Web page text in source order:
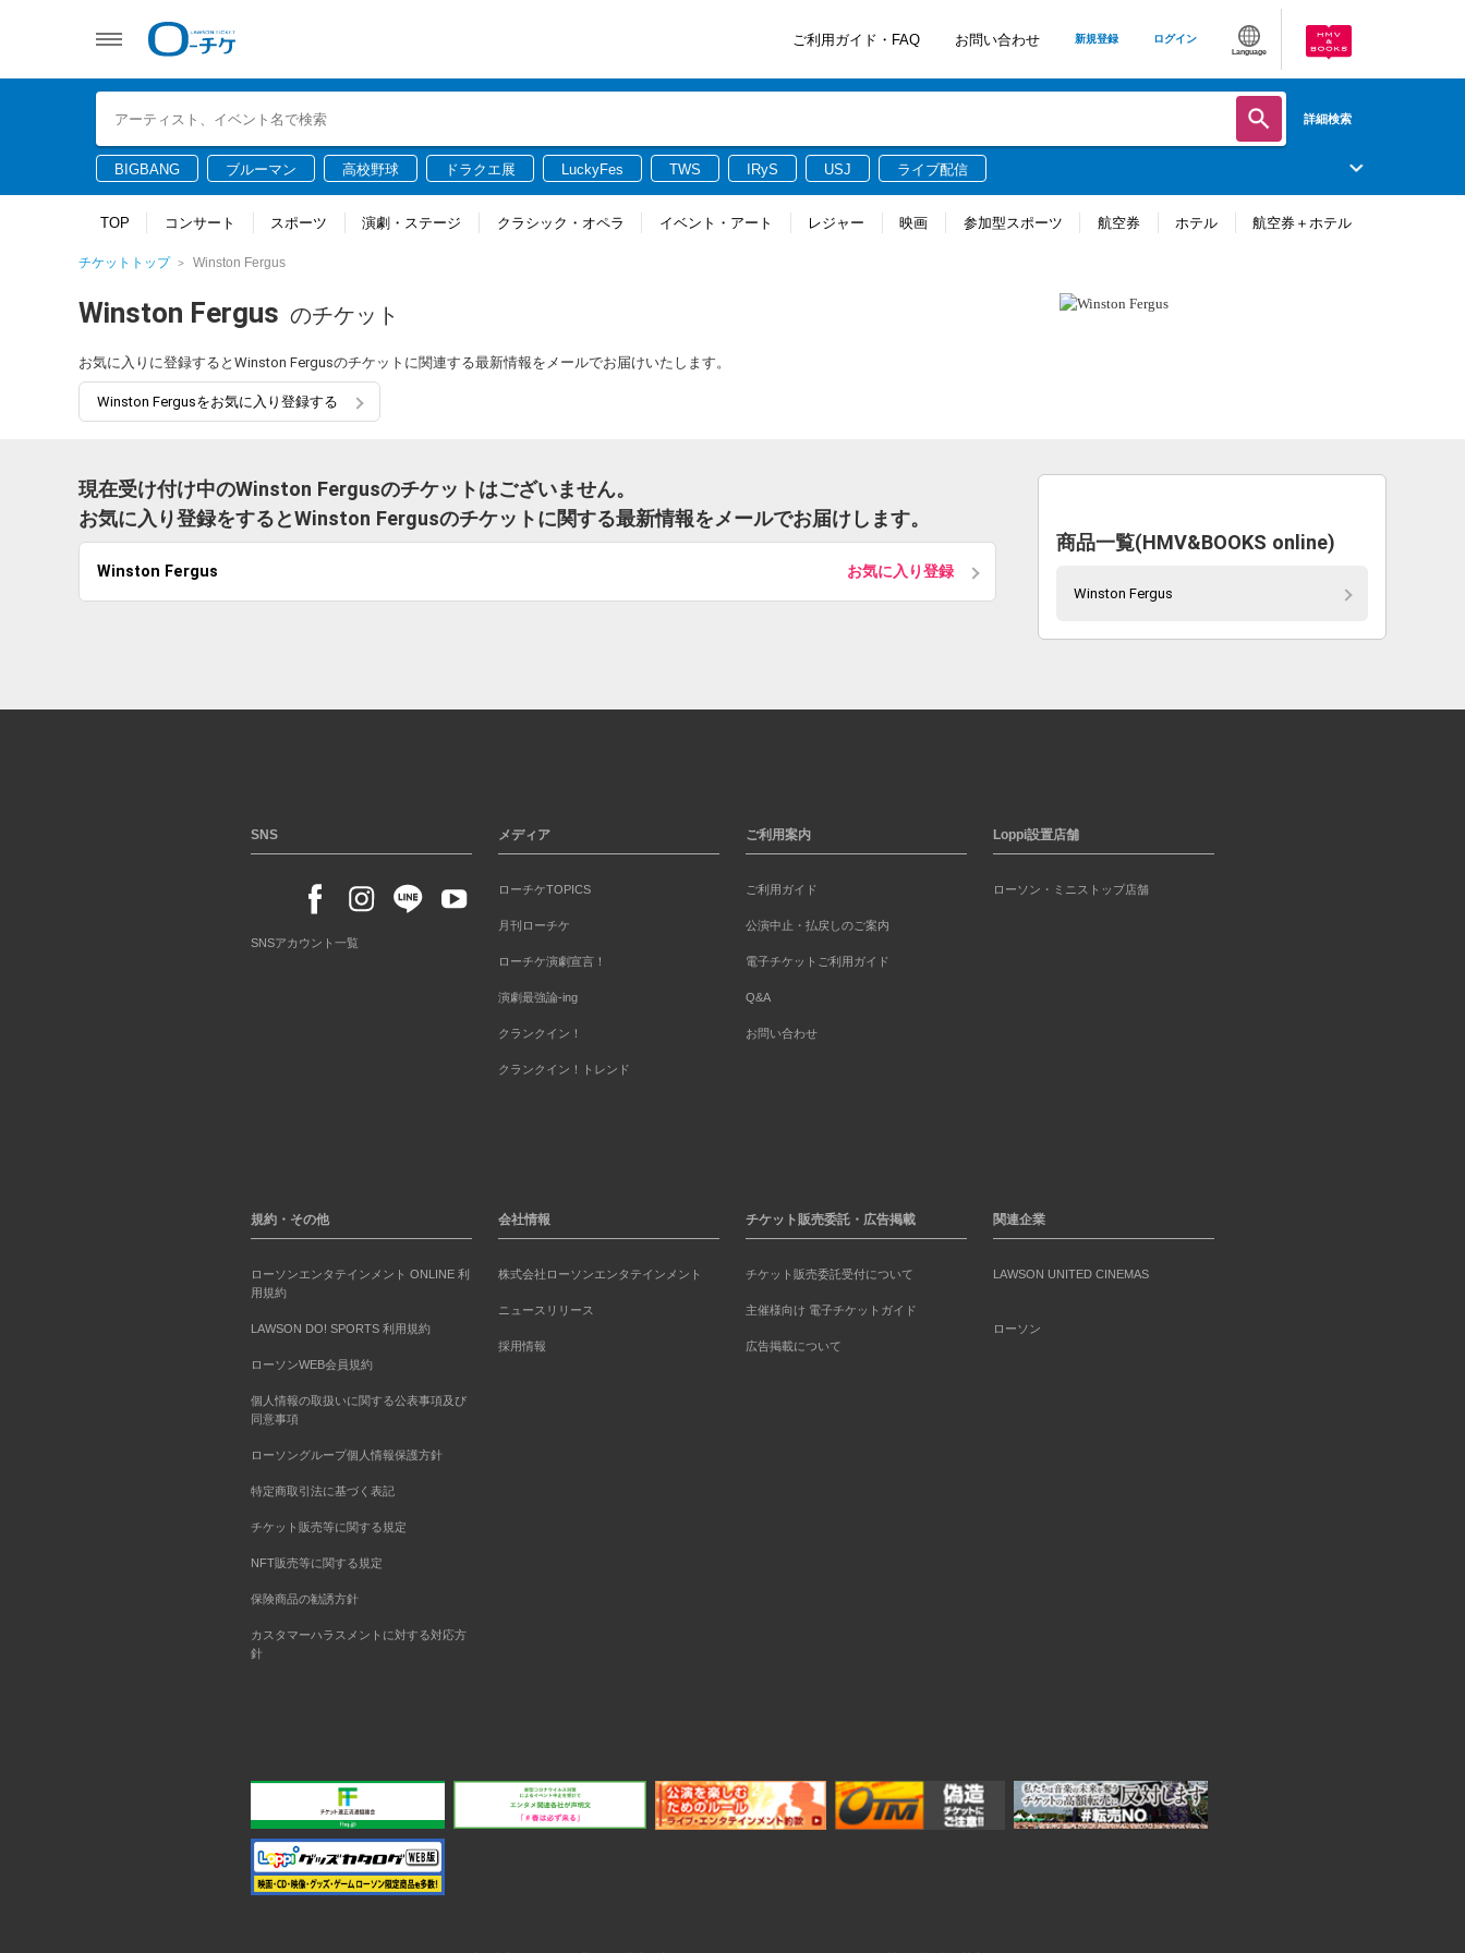
ご利用ガイド・FAQ お問い合わせ 新規登録 ログイン
Language
詳細検索
BIGBANG ブルーマン 高校野球 ドラクエ展 LuckyFes TWS IRyS USJ ライブ配信
TOP コンサート スポーツ 演劇・ステージ クラシック・オペラ イベント・アート レジャー 映画 参加型スポーツ 航空券 ホテル 航空券＋ホテル
チケットトップ Winston Fergus
Winston Fergus のチケット
お気に入りに登録するとWinston Fergusのチケットに関連する最新情報をメールでお届けいたします。
Winston Fergusをお気に入り登録する
現在受け付け中のWinston Fergusのチケットはございません。
お気に入り登録をするとWinston Fergusのチケットに関する最新情報をメールでお届けします。
Winston Fergus お気に入り登録
商品一覧(HMV&BOOKS online)
Winston Fergus
SNS
SNSアカウント一覧
メディア
ローチケTOPICS
月刊ローチケ
ローチケ演劇宣言！
演劇最強論-ing
クランクイン！
クランクイン！トレンド
ご利用案内
ご利用ガイド
公演中止・払戻しのご案内
電子チケットご利用ガイド
Q&A
お問い合わせ
Loppi設置店舗
ローソン・ミニストップ店舗
規約・その他
ローソンエンタテインメント ONLINE 利
用規約
LAWSON DO! SPORTS 利用規約
ローソンWEB会員規約
個人情報の取扱いに関する公表事項及び
同意事項
ローソングループ個人情報保護方針
特定商取引法に基づく表記
チケット販売等に関する規定
NFT販売等に関する規定
保険商品の勧誘方針
カスタマーハラスメントに対する対応方
針
会社情報
株式会社ローソンエンタテインメント
ニュースリリース
採用情報
チケット販売委託・広告掲載
チケット販売委託受付について
主催様向け 電子チケットガイド
広告掲載について
関連企業
LAWSON UNITED CINEMAS
ローソン